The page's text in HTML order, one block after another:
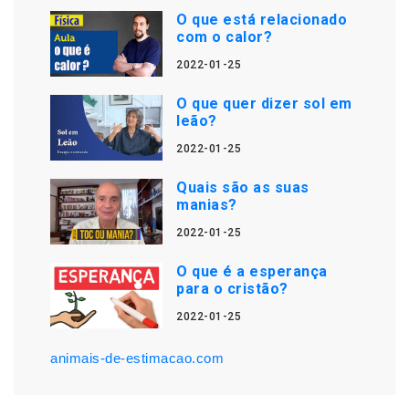
O que está relacionado
com o calor?
2022-01-25
O que quer dizer sol em
leão?
2022-01-25
Quais são as suas
manias?
2022-01-25
O que é a esperança
para o cristão?
2022-01-25
animais-de-estimacao.com